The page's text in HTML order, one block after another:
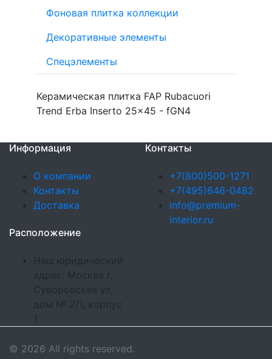
Фоновая плитка коллекции
Декоративные элементы
Спецэлементы
Керамическая плитка FAP Rubacuori
Trend Erba Inserto 25x45 - fGN4
Информация
О компании
Контакты
Доставка
Контакты
+7(800)500-1271
+7(495)646-0482
info@premium-
interior.ru
Расположение
Наш юридический
адрес: Москва г,
Суворовская ул,
дом № 2/1, корпус
© 2026 All rights reserved.